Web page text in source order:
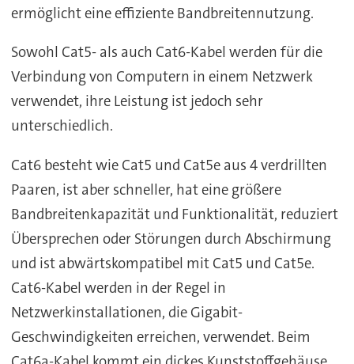
ermöglicht eine effiziente Bandbreitennutzung.
Sowohl Cat5- als auch Cat6-Kabel werden für die
Verbindung von Computern in einem Netzwerk
verwendet, ihre Leistung ist jedoch sehr
unterschiedlich.
Cat6 besteht wie Cat5 und Cat5e aus 4 verdrillten
Paaren, ist aber schneller, hat eine größere
Bandbreitenkapazität und Funktionalität, reduziert
Übersprechen oder Störungen durch Abschirmung
und ist abwärtskompatibel mit Cat5 und Cat5e.
Cat6-Kabel werden in der Regel in
Netzwerkinstallationen, die Gigabit-
Geschwindigkeiten erreichen, verwendet. Beim